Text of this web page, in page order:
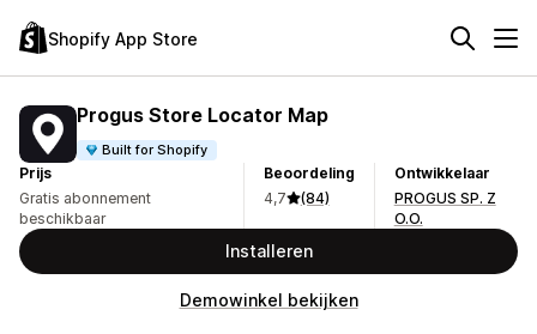
Shopify App Store
Progus Store Locator Map
Built for Shopify
Prijs
Gratis abonnement
beschikbaar
Beoordeling
4,7
(84)
Ontwikkelaar
PROGUS SP. Z
O.O.
Installeren
Demowinkel bekijken